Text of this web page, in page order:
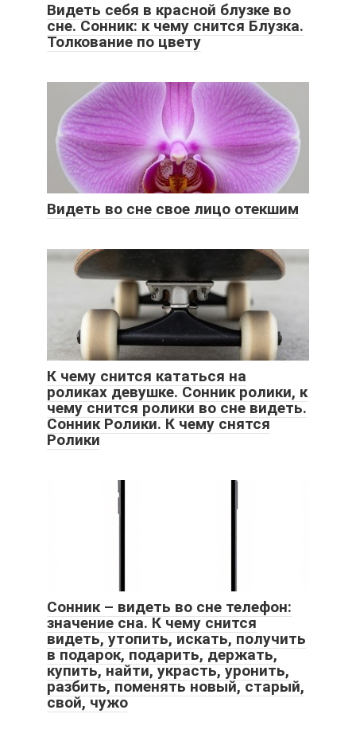
Видеть себя в красной блузке во
сне. Сонник: к чему снится Блузка.
Толкование по цвету
Видеть во сне свое лицо отекшим
К чему снится кататься на
роликах девушке. Cонник ролики, к
чему снится ролики во сне видеть.
Сонник Ролики. К чему снятся
Ролики
Сонник – видеть во сне телефон:
значение сна. К чему снится
видеть, утопить, искать, получить
в подарок, подарить, держать,
купить, найти, украсть, уронить,
разбить, поменять новый, старый,
свой, чужо